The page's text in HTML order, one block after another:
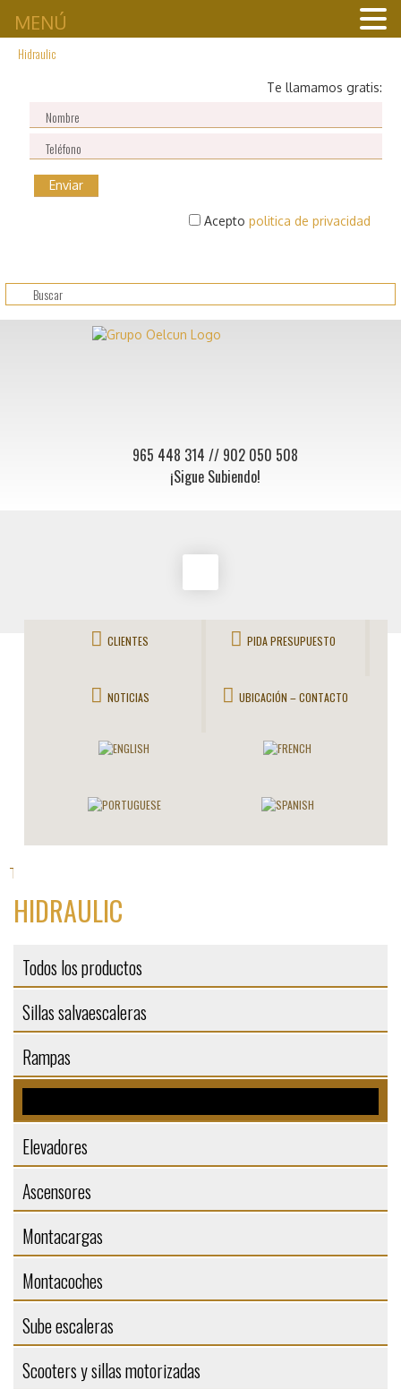
Hidraulic
Te llamamos gratis:
Acepto politica de privacidad
965 448 314 // 902 050 508
¡Sigue Subiendo!
CLIENTES PIDA PRESUPUESTO
NOTICIAS UBICACIÓN – CONTACTO
Todos los productos
HIDRAULIC
Todos los productos
Sillas salvaescaleras
Rampas
Elevadores
Ascensores
Montacargas
Montacoches
Sube escaleras
Scooters y sillas motorizadas
MENÚ